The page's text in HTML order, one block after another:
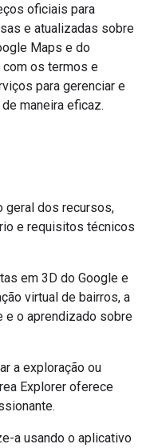
oficiais para
e atualizadas sobre
Maps e do
com os termos e
para gerenciar e
maneira eficaz.
geral dos recursos,
e requisitos técnicos
em 3D do Google e
virtual de bairros, a
o aprendizado sobre
a exploração ou
Explorer oferece
a usando o aplicativo